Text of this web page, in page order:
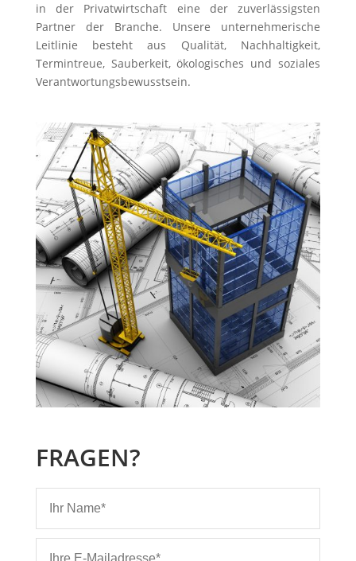
in der Privatwirtschaft eine der zuverlässigsten
Partner der Branche. Unsere unternehmerische
Leitlinie besteht aus Qualität, Nachhaltigkeit,
Termintreue, Sauberkeit, ökologisches und soziales
Verantwortungsbewusstsein.
FRAGEN?